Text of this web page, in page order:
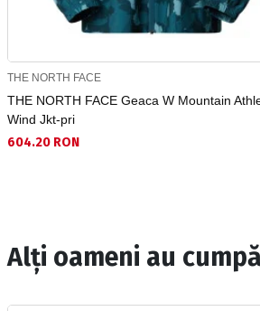
THE NORTH FACE
THE NORTH FACE Geaca W Mountain
Wind Jkt-pri
604.20 RON
Alți oameni au